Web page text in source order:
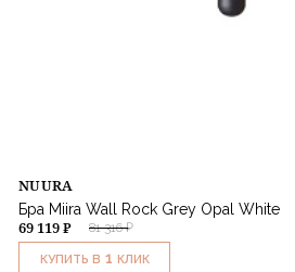
NUURA
Бра Miira Wall Rock Grey Opal White
81 316 ₽
69 119 ₽
КУПИТЬ В 1 КЛИК